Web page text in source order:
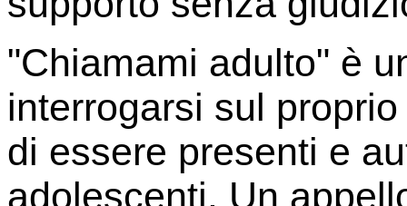
"Chiamami adulto" è
interrogarsi sul
di essere presenti e
adolescenti. Un